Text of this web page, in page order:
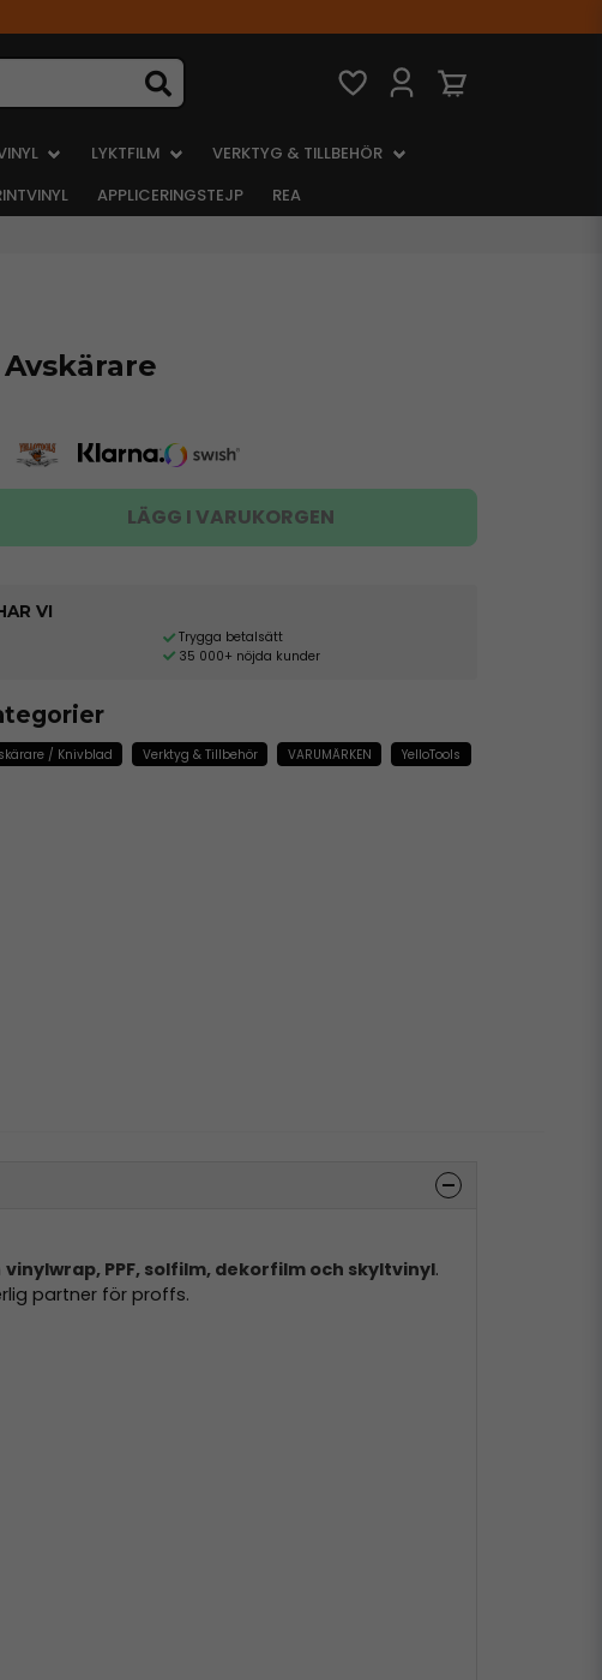
LYKTFILM
VERKTYG & TILLBEHÖR
APPLICERINGSTEJP REA
LÄGG I VARUKORGEN
VI
Trygga betalsätt
35 000+ nöjda kunder
/ Knivblad Verktyg & Tillbehör VARUMÄRKEN YelloTools
vinylwrap, PPF, solfilm, dekorfilm och skyltvinyl.
partner för proffs.